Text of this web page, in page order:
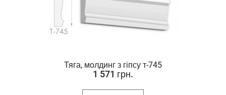
Тяга, молдинг з гіпсу т-745
1 571 грн.